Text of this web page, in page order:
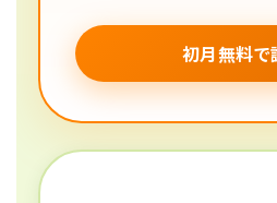
初月無料で